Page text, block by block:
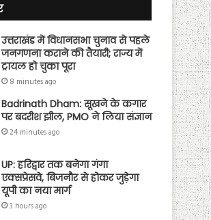
उत्तराखंड में विधानसभा चुनाव से पहले
जनगणना कराने की तैयारी; राज्य में
ट्रायल हो चुका पूरा
8 minutes ago
Badrinath Dham: सूखने के कगार
पर बदरीश झील, PMO ने लिया संज्ञान
24 minutes ago
UP: हरिद्वार तक बनेगा गंगा
एक्सप्रेसवे, बिजनौर से होकर जुड़ेगा
यूपी का नया मार्ग
3 hours ago